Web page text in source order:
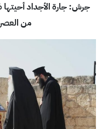
جرش: جارة الأجداد
من العصر